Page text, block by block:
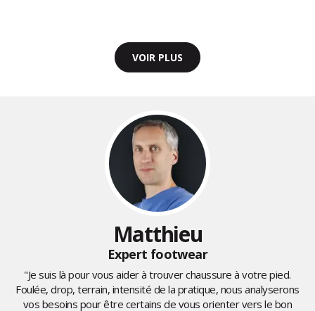
VOIR PLUS
Matthieu
Expert footwear
"Je suis là pour vous aider à trouver chaussure à votre pied.
Foulée, drop, terrain, intensité de la pratique, nous analyserons
vos besoins pour être certains de vous orienter vers le bon